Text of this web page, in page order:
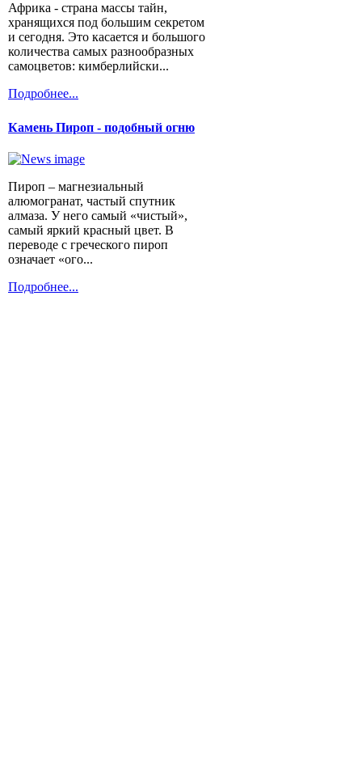
Африка - страна массы тайн,
хранящихся под большим секретом
и сегодня. Это касается и большого
количества самых разнообразных
самоцветов: кимберлийски...
Подробнее...
Камень Пироп - подобный огню
Пироп – магнезиальный
алюмогранат, частый спутник
алмаза. У него самый «чистый»,
самый яркий красный цвет. В
переводе с греческого пироп
означает «ого...
Подробнее...